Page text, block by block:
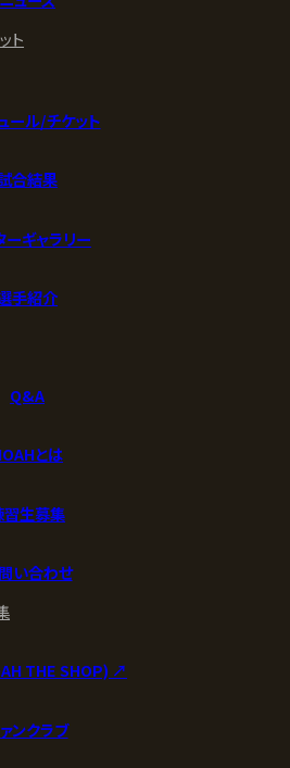
ト
ール/チケット
合結果
ーギャラリー
手紹介
Q&A
とは
習生募集
い合わせ
THE SHOP) ↗︎
ンクラブ